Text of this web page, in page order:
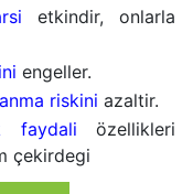
etkindir, onlarla
engeller.
riskini azaltir.
faydali özellikleri
çekirdegi